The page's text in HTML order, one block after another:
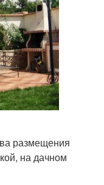
размещения
на дачном